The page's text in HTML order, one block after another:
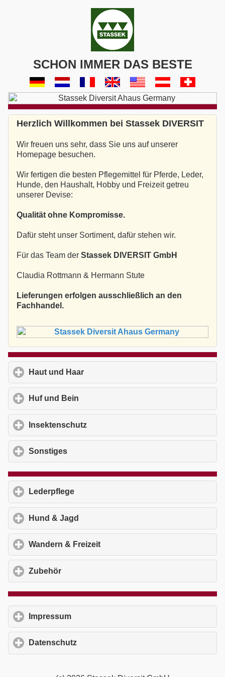
SCHON IMMER DAS BESTE
Herzlich Willkommen bei Stassek DIVERSIT
Wir freuen uns sehr, dass Sie uns auf unserer
Homepage besuchen.
Wir fertigen die besten Pflegemittel für Pferde, Leder,
Hunde, den Haushalt, Hobby und Freizeit getreu
unserer Devise:
Qualität ohne Kompromisse.
Dafür steht unser Sortiment, dafür stehen wir.
Für das Team der Stassek DIVERSIT GmbH
Claudia Rottmann & Hermann Stute
Lieferungen erfolgen ausschließlich an den
Fachhandel.
Haut und Haar
Huf und Bein
Insektenschutz
Sonstiges
Lederpflege
Hund & Jagd
Wandern & Freizeit
Zubehör
Impressum
Datenschutz